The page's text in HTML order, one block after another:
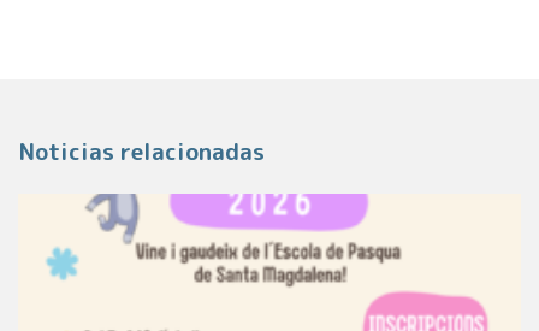
Noticias relacionadas